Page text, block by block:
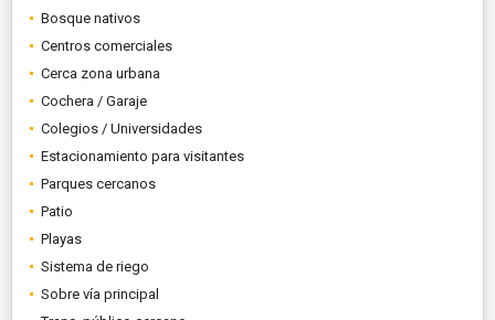
Bosque nativos
Centros comerciales
Cerca zona urbana
Cochera / Garaje
Colegios / Universidades
Estacionamiento para visitantes
Parques cercanos
Patio
Playas
Sistema de riego
Sobre vía principal